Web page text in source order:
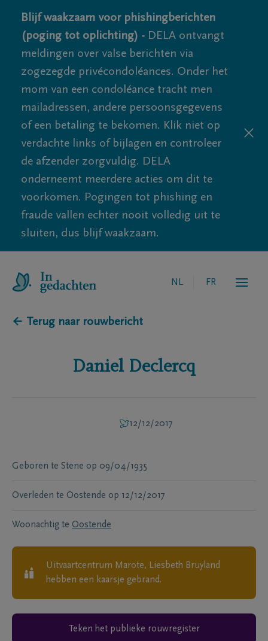
Blijf waakzaam voor phishingberichten
(poging tot oplichting) - DELA ontvangt
meldingen over valse berichten via
zogezegde privécondoléances. Onder het
mom van een condoléance tracht men
mailadressen, andere persoonsgegevens
of een betaling te bekomen. Klik niet op
verdachte links of bijlagen en controleer
de afzender zorgvuldig. DELA
onderneemt meerdere acties om dit te
voorkomen. Pogingen tot phishing en
fraude vallen echter nooit volledig uit te
sluiten, dus blijf waakzaam.
NL FR
← Terug naar rouwbericht
Daniel Declercq
12/12/2017
Geboren te Stene op 09/04/1935
Overleden te Oostende op 12/12/2017
Woonachtig te Oostende
Uitvaartcentrum Marote, Liesbeth Bruyland
hebben een kaarsje gebrand.
Teken het publieke rouwregister